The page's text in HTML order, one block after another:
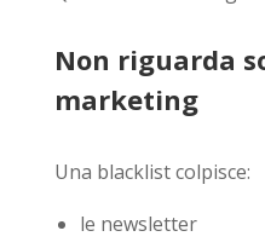
Non riguarda
marketing
Una blacklist colpisce:
le newsletter